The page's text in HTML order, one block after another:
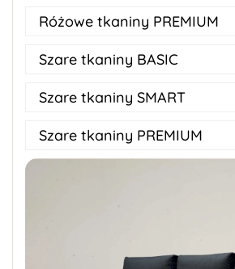
Różowe tkaniny PREMIUM
Szare tkaniny BASIC
Szare tkaniny SMART
Szare tkaniny PREMIUM